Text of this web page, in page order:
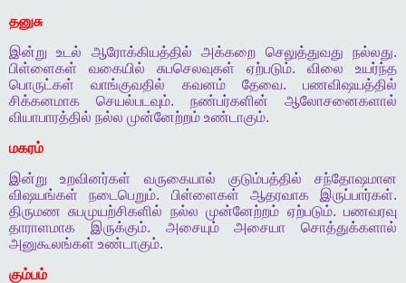
தனுசு
இன்று
உடல் ஆரோக்கியத்தில் அக்கறை செலுத்துவது நல்லது.
பிள்ளைகள்
வகையில் சுபசெலவுகள் ஏற்படும். விலை
உயர்ந்த
பொருட்கள்
வாங்குவதில் கவனம் தேவை. பணவிஷயத்தில்
சிக்கனமாக
செயல்படவும். நண்பர்களின்
ஆலோசனைகளால்
வியாபாரத்தில் நல்ல முன்னேற்றம் உண்டாகும்.
மகரம்
இன்று
உறவினர்கள் வருகையால் குடும்பத்தில்
சந்தோஷமான
விஷயங்கள்
நடைபெறும். பிள்ளைகள் ஆதரவாக இருப்பார்கள்.
திருமண சுபமுயற்சிகளில் நல்ல முன்னேற்றம் ஏற்படும்.பணவரவு
தாராளமாக
இருக்கும். அசையும் அசையா
சொத்துக்களால்
அனுகூலங்கள் உண்டாகும்.
கும்பம்